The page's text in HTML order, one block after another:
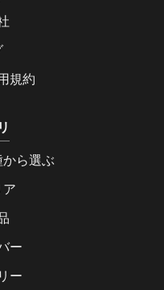
規約
から選ぶ
ア
ー
ー